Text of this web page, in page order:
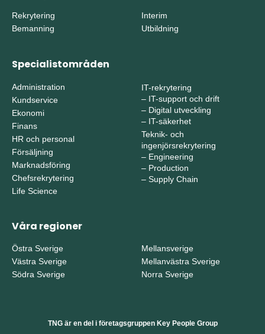
Rekrytering
Bemanning
Interim
Utbildning
Specialistområden
Administration
Kundservice
Ekonomi
Finans
HR och personal
Försäljning
Marknadsföring
Chefsrekrytering
Life Science
IT-rekrytering
– IT-support och drift
– Digital utveckling
– IT-säkerhet
Teknik- och
ingenjörsrekrytering
– Engineering
– Production
– Supply Chain
Våra regioner
Östra Sverige
Västra Sverige
Södra Sverige
Mellansverige
Mellanvästra Sverige
Norra Sverige
TNG är en del i företagsgruppen Key People Group